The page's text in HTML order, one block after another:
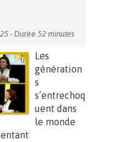
- Durée 52 minutes
Les
génération
s
s’entrechoq
uent dans
le monde